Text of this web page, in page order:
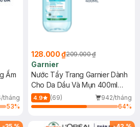
Ẩm
tháng
53%
128.000 ₫209.000 ₫
Garnier
Nước Tẩy Trang Garnier Dành
Cho Da Dầu Và Mụn 400ml
(Mới)
4.9 (69)
942/tháng
64%